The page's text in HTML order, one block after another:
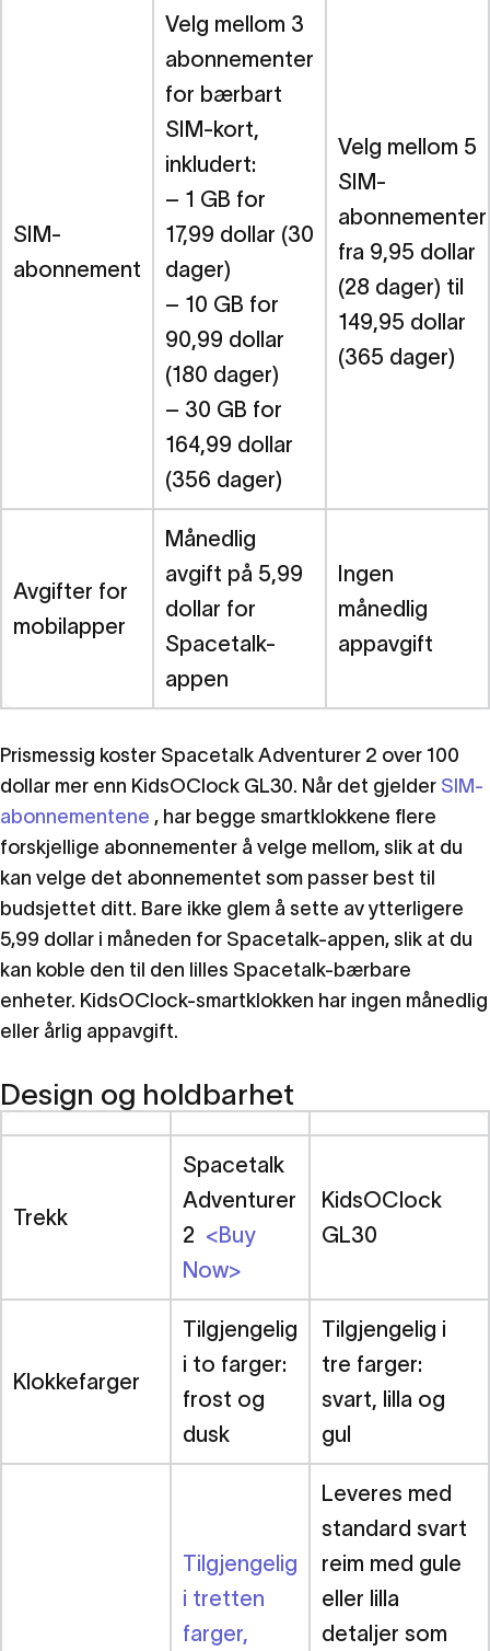
SIM-
abonnement
Velg mellom 3
abonnementer
for bærbart
SIM-kort,
inkludert:
– 1 GB for
17,99 dollar (30
dager)
– 10 GB for
90,99 dollar
(180 dager)
– 30 GB for
164,99 dollar
(356 dager)
Velg mellom 5
SIM-
abonnementer
fra 9,95 dollar
(28 dager) til
149,95 dollar
(365 dager)
Avgifter for
mobilapper
Månedlig
avgift på 5,99
dollar for
Spacetalk-
appen
Ingen
månedlig
appavgift
Prismessig koster Spacetalk Adventurer 2 over 100
dollar mer enn KidsOClock GL30. Når det gjelder SIM-
abonnementene , har begge smartklokkene flere
forskjellige abonnementer å velge mellom, slik at du
kan velge det abonnementet som passer best til
budsjettet ditt. Bare ikke glem å sette av ytterligere
5,99 dollar i måneden for Spacetalk-appen, slik at du
kan koble den til den lilles Spacetalk-bærbare
enheter. KidsOClock-smartklokken har ingen månedlig
eller årlig appavgift.
Design og holdbarhet
Trekk
Spacetalk
Adventurer
2 <Buy
Now>
KidsOClock
GL30
Klokkefarger
Tilgjengelig
i to farger:
frost og
dusk
Tilgjengelig i
tre farger:
svart, lilla og
gul
Tilgjengelig
i tretten
farger,
Leveres med
standard svart
reim med gule
eller lilla
detaljer som